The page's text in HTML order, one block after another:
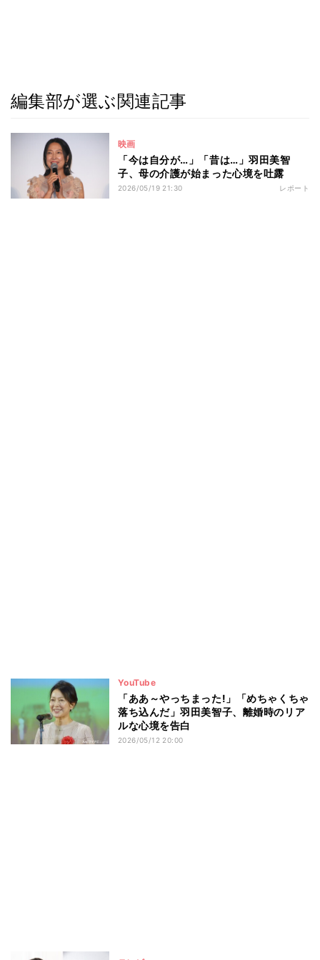
編集部が選ぶ関連記事
映画
「今は自分が…」「昔は…」羽田美智
子、母の介護が始まった心境を吐露
2026/05/19 21:30 レポート
YouTube
「ああ～やっちまった!」「めちゃくちゃ
落ち込んだ」羽田美智子、離婚時のリア
ルな心境を告白
2026/05/12 20:00